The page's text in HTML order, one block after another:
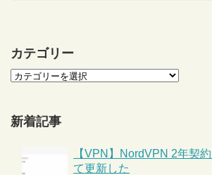
カテゴリー
新着記事
【VPN】NordVPN 2年契
て更新した